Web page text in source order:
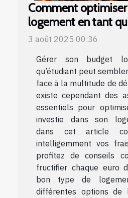
Comment
logement en tant
3 août 2025 00:36
Gérer son budget
qu’étudiant peut
face à la multitude de
existe cependant des
essentiels pour
investie dans son
dans cet article
intelligemment vos
profitez de conseils
fructifier chaque euro
bon type de
différentes options de